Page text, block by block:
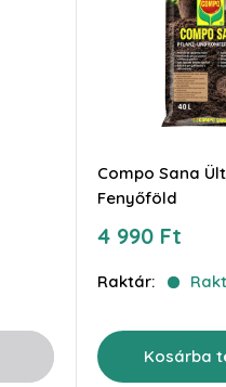
Compo Sana
Fenyőföld
Akciós
4 990 Ft
Raktár:
Kosárba